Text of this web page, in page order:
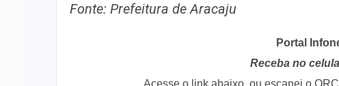
Fonte: Prefeitura de Aracaju
Portal
Receba no
Acesse o link abaixo, ou escanei o